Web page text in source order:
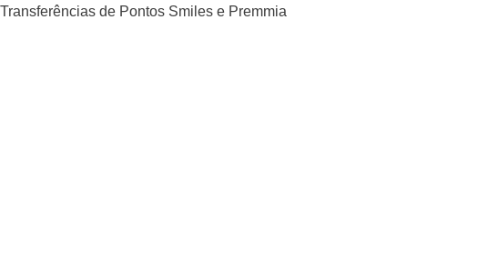
de Pontos Smiles e Premmia